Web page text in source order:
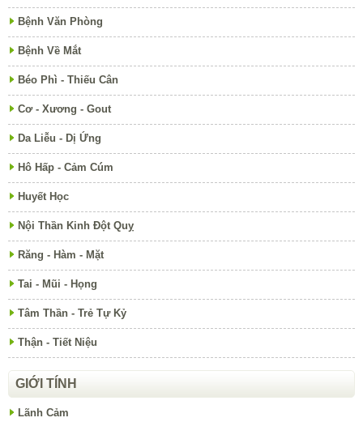
Bệnh Văn Phòng
Bệnh Về Mắt
Béo Phì - Thiếu Cân
Cơ - Xương - Gout
Da Liễu - Dị Ứng
Hô Hấp - Cảm Cúm
Huyết Học
Nội Thần Kinh Đột Quỵ
Răng - Hàm - Mặt
Tai - Mũi - Họng
Tâm Thần - Trẻ Tự Kỷ
Thận - Tiết Niệu
GIỚI TÍNH
Lãnh Cảm